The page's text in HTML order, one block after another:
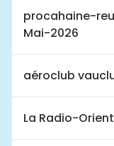
procahaine-
Mai-2026
aéroclub
La Radio-